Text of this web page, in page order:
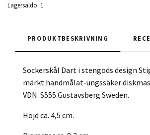
Lagersaldo: 1
PRODUKTBESKRIVNING
Sockerskål Dart i stengods design
märkt handmålat-ungssäker
VDN. S555 Gustavsberg Sweden.
Höjd ca. 4,5 cm.